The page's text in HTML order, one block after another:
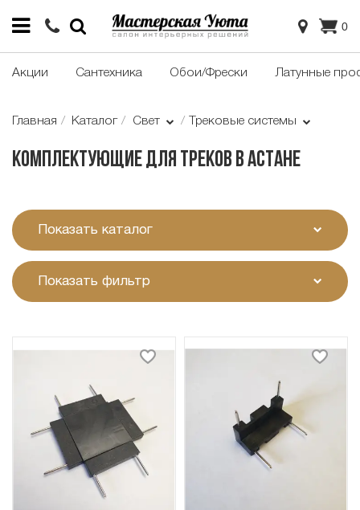
0
Акции Сантехника Обои/Фрески Латунные
Главная Каталог Свет Трековые системы
Комплектующие для треков в Астане
Показать каталог
Показать фильтр